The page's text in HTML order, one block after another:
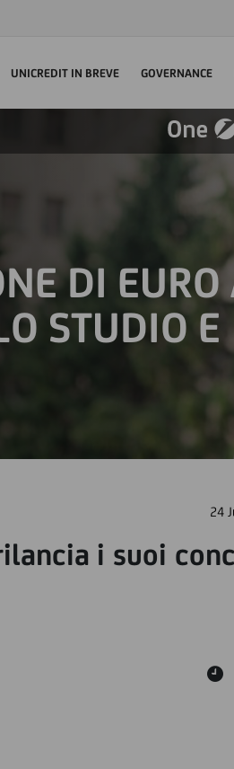
UNICREDIT IN BREVE GOVERNANCE
DI EURO
STUDIO E
24
i suoi